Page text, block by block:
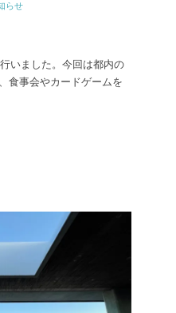
らせ
いました。今回は都内の
食事会やカードゲームを